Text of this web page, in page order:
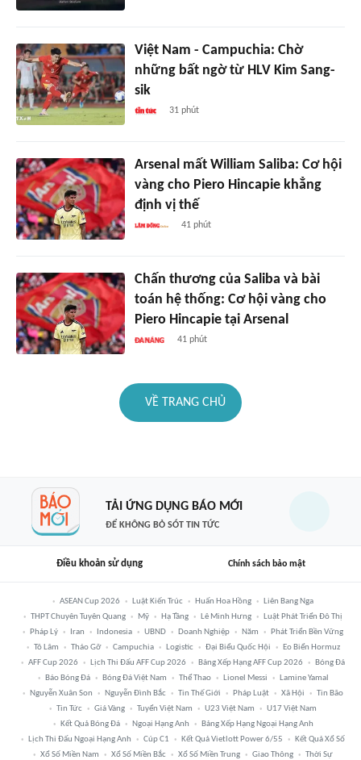
Việt Nam - Campuchia: Chờ
những bất ngờ từ HLV Kim Sang-
sik
31 phút
Arsenal mất William Saliba: Cơ hội
vàng cho Piero Hincapie khẳng
định vị thế
41 phút
Chấn thương của Saliba và bài
toán hệ thống: Cơ hội vàng cho
Piero Hincapie tại Arsenal
41 phút
VỀ TRANG CHỦ
TẢI ỨNG DỤNG BÁO MỚI
ĐỂ KHÔNG BỎ SÓT TIN TỨC
Điều khoản sử dụng Chính sách bảo mật
ASEAN Cup 2026 Luật Kiến Trúc Huấn Hoa Hồng
Liên Bang Nga
THPT Chuyên Tuyên Quang
Mỹ Hạ Tầng Lê Minh Hưng
Luật Phát Triển Đô Thị
Pháp Lý
Iran Indonesia UBND Doanh Nghiệp Năm
Phát Triển Bền Vững
Tô Lâm
Tháo Gỡ Campuchia Logistic Đại Biểu Quốc Hội
Eo Biển Hormuz
AFF Cup 2026
Lịch Thi Đấu AFF Cup 2026 Bảng Xếp Hạng AFF Cup 2026
Bóng Đá
Báo Bóng Đá
Bóng Đá Việt Nam Thể Thao Lionel Messi
Lamine Yamal
Nguyễn Xuân Son
Nguyễn Đình Bắc Tin Thế Giới Pháp Luật Xã Hội
Tin Bão
Tin Tức
Giá Vàng Tuyển Việt Nam U23 Việt Nam
U17 Việt Nam
Kết Quả Bóng Đá
Ngoại Hạng Anh
Bảng Xếp Hạng Ngoại Hạng Anh
Lịch Thi Đấu Ngoại Hạng Anh
Cúp C1 Kết Quả Vietlott Power 6/55
Kết Quả Xổ Số
Xổ Số Miền Nam
Xổ Số Miền Bắc Xổ Số Miền Trung Giao Thông Thời Sự